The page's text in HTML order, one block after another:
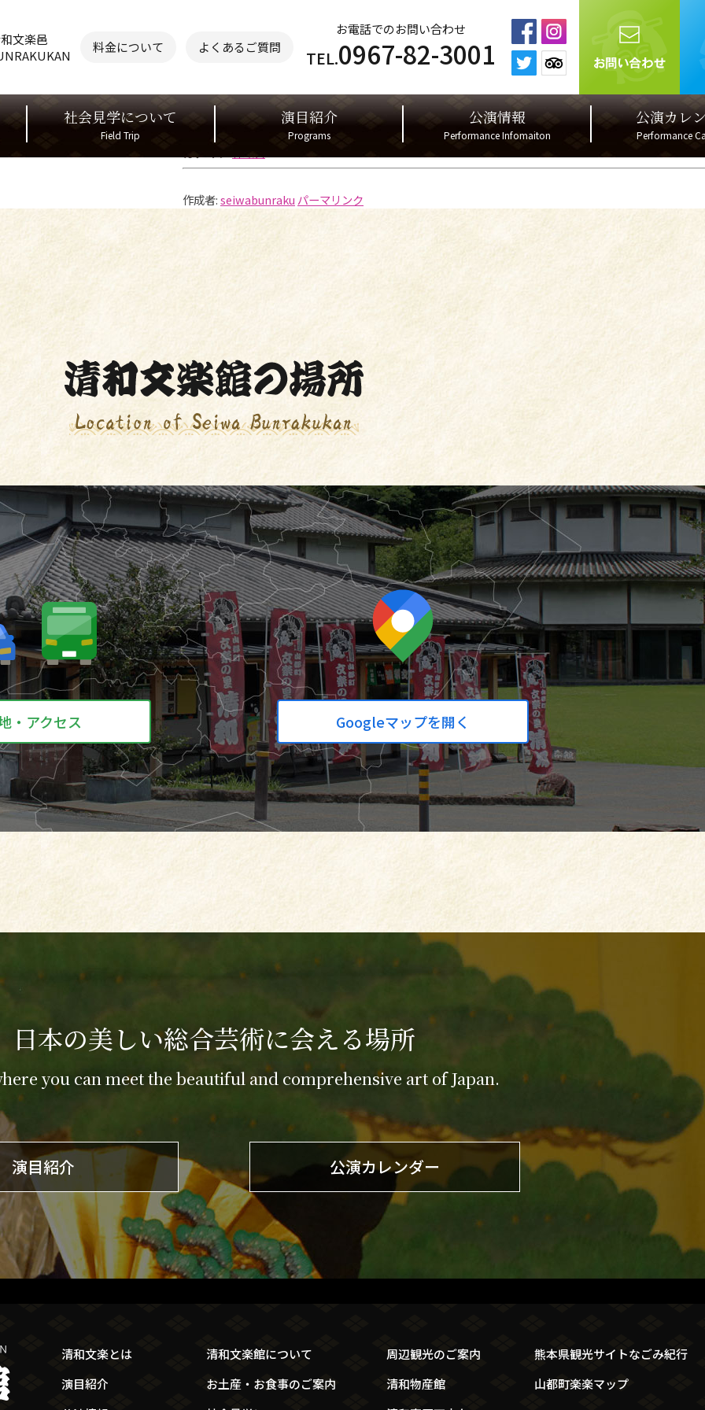
文楽邑
料金について よくあるご質問
お電話でのお問い合わせ
TEL.0967-82-3001
社会見学について
Field Trip
演目紹介
Programs
公演情報
Performance Infomaiton
公演カレ
Performance
イベント詳細
作成者:seiwabunraku パーマリンク
・アクセス Googleマップを開く
日本の美しい総合芸術に会える場所
you can meet the beautiful and comprehensive art of Japan.
演目紹介 公演カレンダー
清和文楽とは
演目紹介
清和文楽館について
お土産・お食事のご案内
周辺観光のご案内
清和物産館
熊本県観光サイトなごみ紀行
山都町楽楽マップ